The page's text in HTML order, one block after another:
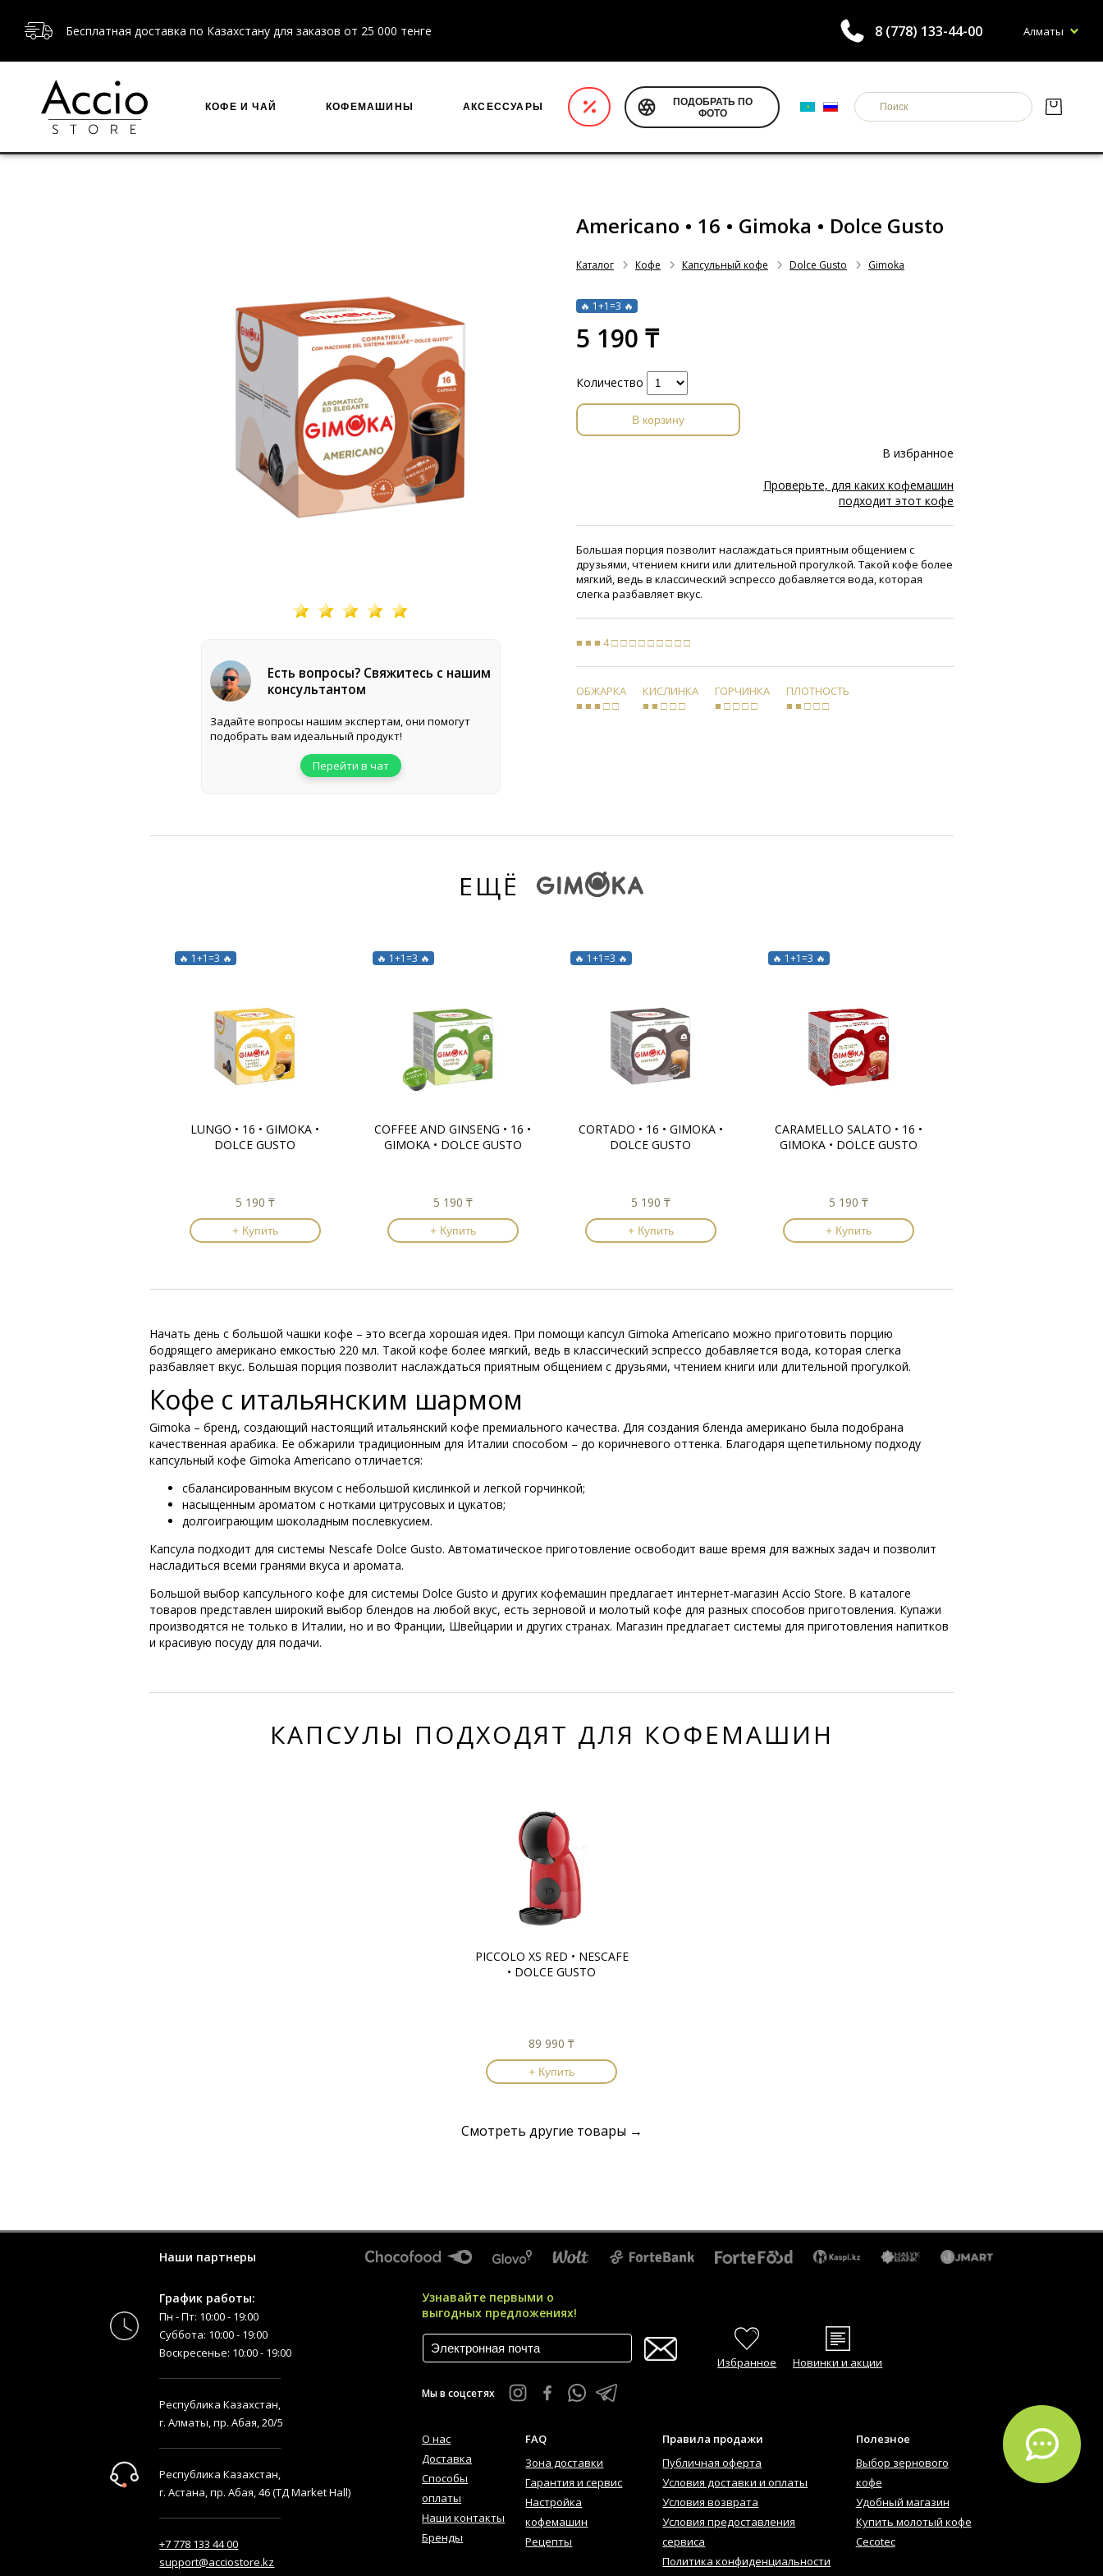
Бесплатная доставка по Казахстану для заказов от 25 000 тенге 8 (778) 133-44-00 Алматы
КОФЕ И ЧАЙ КОФЕМАШИНЫ АКСЕССУАРЫ
ПОДОБРАТЬ ПО
ФОТО
Есть вопросы? Свяжитесь с нашим
консультантом
Задайте вопросы нашим экспертам, они помогут
подобрать вам идеальный продукт!
Перейти в чат
Americano • 16 • Gimoka • Dolce Gusto
Каталог Кофе Капсульный кофе Dolce Gusto Gimoka
🔥 1+1=3 🔥
5 190 ₸
Количество
В корзину
В избранное
Проверьте, для каких кофемашин
подходит этот кофе
Большая порция позволит наслаждаться приятным общением с
друзьями, чтением книги или длительной прогулкой. Такой кофе более
мягкий, ведь в классический эспрессо добавляется вода, которая
слегка разбавляет вкус.
■ ■ ■ 4 □ □ □ □ □ □ □ □ □
ОБЖАРКА
■ ■ ■ □ □
КИСЛИНКА
■ ■ □ □ □
ГОРЧИНКА
■ □ □ □ □
ПЛОТНОСТЬ
■ ■ □ □ □
ЕЩЁ
🔥 1+1=3 🔥
LUNGO • 16 • GIMOKA •
DOLCE GUSTO
5 190 ₸
+ Купить
🔥 1+1=3 🔥
COFFEE AND GINSENG • 16 •
GIMOKA • DOLCE GUSTO
5 190 ₸
+ Купить
🔥 1+1=3 🔥
CORTADO • 16 • GIMOKA •
DOLCE GUSTO
5 190 ₸
+ Купить
🔥 1+1=3 🔥
CARAMELLO SALATO • 16 •
GIMOKA • DOLCE GUSTO
5 190 ₸
+ Купить
Начать день с большой чашки кофе – это всегда хорошая идея. При помощи капсул Gimoka Americano можно приготовить порцию
бодрящего американо емкостью 220 мл. Такой кофе более мягкий, ведь в классический эспрессо добавляется вода, которая слегка
разбавляет вкус. Большая порция позволит наслаждаться приятным общением с друзьями, чтением книги или длительной прогулкой.
Кофе с итальянским шармом
Gimoka – бренд, создающий настоящий итальянский кофе премиального качества. Для создания бленда американо была подобрана
качественная арабика. Ее обжарили традиционным для Италии способом – до коричневого оттенка. Благодаря щепетильному подходу
капсульный кофе Gimoka Americano отличается:
сбалансированным вкусом с небольшой кислинкой и легкой горчинкой;
насыщенным ароматом с нотками цитрусовых и цукатов;
долгоиграющим шоколадным послевкусием.
Капсула подходит для системы Nescafe Dolce Gusto. Автоматическое приготовление освободит ваше время для важных задач и позволит
насладиться всеми гранями вкуса и аромата.
Большой выбор капсульного кофе для системы Dolce Gusto и других кофемашин предлагает интернет-магазин Accio Store. В каталоге
товаров представлен широкий выбор блендов на любой вкус, есть зерновой и молотый кофе для разных способов приготовления. Купажи
производятся не только в Италии, но и во Франции, Швейцарии и других странах. Магазин предлагает системы для приготовления напитков
и красивую посуду для подачи.
КАПСУЛЫ ПОДХОДЯТ ДЛЯ КОФЕМАШИН
PICCOLO XS RED • NESCAFE
• DOLCE GUSTO
89 990 ₸
+ Купить
Смотреть другие товары →
Наши партнеры
График работы:
Пн - Пт: 10:00 - 19:00
Суббота: 10:00 - 19:00
Воскресенье: 10:00 - 19:00
Республика Казахстан,
г. Алматы, пр. Абая, 20/5
Республика Казахстан,
г. Астана, пр. Абая, 46 (ТД Market Hall)
+7 778 133 44 00
support@acciostore.kz
Узнавайте первыми о
выгодных предложениях!
Мы в соцсетях
Избранное Новинки и акции
О нас
Доставка
Способы
оплаты
Наши контакты
Бренды
FAQ
Зона доставки
Гарантия и сервис
Настройка
кофемашин
Рецепты
Правила продажи
Публичная оферта
Условия доставки и оплаты
Условия возврата
Условия предоставления
сервиса
Политика конфиденциальности
Полезное
Выбор зернового
кофе
Удобный магазин
Купить молотый кофе
Cecotec